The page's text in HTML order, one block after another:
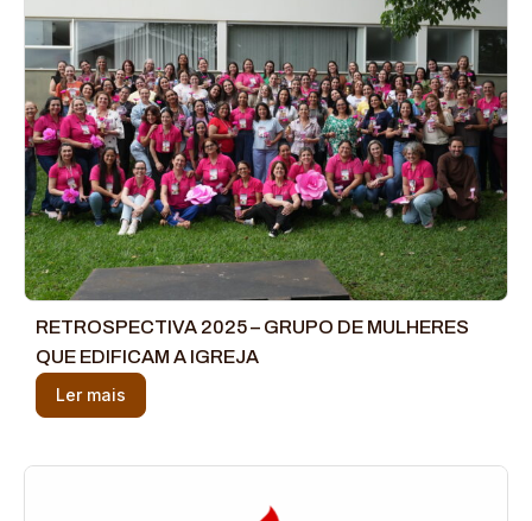
RETROSPECTIVA 2025 – GRUPO DE MULHERES
QUE EDIFICAM A IGREJA
Ler mais